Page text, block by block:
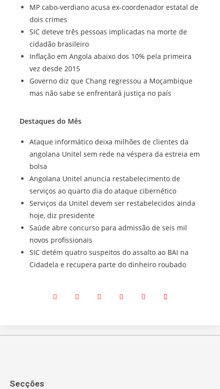
MP cabo-verdiano acusa ex-coordenador estatal de
dois crimes
SIC deteve três pessoas implicadas na morte de
cidadão brasileiro
Inflação em Angola abaixo dos 10% pela primeira
vez desde 2015
Governo diz que Chang regressou a Moçambique
mas não sabe se enfrentará justiça no país
Destaques do Mês
Ataque informático deixa milhões de clientes da
angolana Unitel sem rede na véspera da estreia em
bolsa
Angolana Unitel anuncia restabelecimento de
serviços ao quarto dia do ataque cibernético
Serviços da Unitel devem ser restabelecidos ainda
hoje, diz presidente
Saúde abre concurso para admissão de seis mil
novos profissionais
SIC detém quatro suspeitos do assalto ao BAI na
Cidadela e recupera parte do dinheiro roubado
Secções